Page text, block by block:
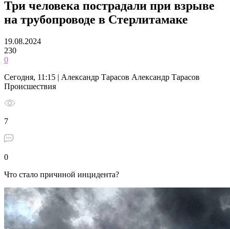
Три человека пострадали при взрыве
на трубопроводе в Стерлитамаке
19.08.2024
230
0
Сегодня, 11:15 | Александр Тарасов Александр Тарасов
Происшествия
7
0
Что стало причиной инцидента?